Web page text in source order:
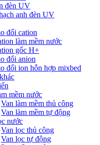
đèn UV
anh đèn UV
đổi cation
làm mềm nước
gốc H+
đổi anion
đổi ion hỗn hợp mixbed
mềm nước
Van làm mềm thủ công
Van làm mềm tự động
nước
Van lọc thủ công
Van lọc tự động